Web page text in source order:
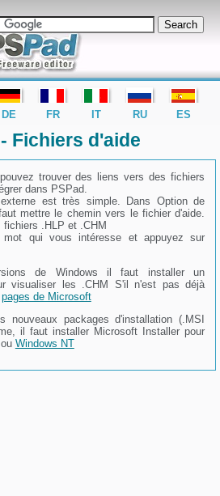
Fichiers d'aide
trouver des liens vers des fichiers
dans PSPad.
est très simple. Dans Option de
mettre le chemin vers le fichier d'aide.
.HLP et .CHM
qui vous intéresse et appuyez sur
de Windows il faut installer un
visualiser les .CHM S'il n'est pas déjà
pages de Microsoft
packages d'installation (.MSI
il faut installer Microsoft Installer pour
ou Windows NT
DE FR IT RU ES